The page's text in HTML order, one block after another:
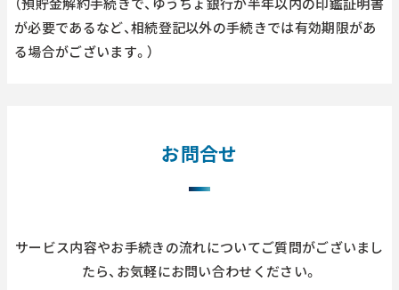
が必要であるなど、相続登記以外の手続きでは有効期限があ
る場合がございます。）
お問合せ
サービス内容やお手続きの流れについてご質問がございまし
たら、 お気軽にお問い合わせください。